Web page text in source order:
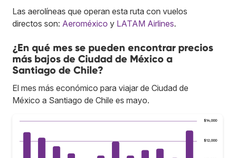
Las aerolíneas que operan esta ruta con vuelos
directos son: Aeroméxico y LATAM Airlines.
¿En qué mes se pueden encontrar precios
más bajos de Ciudad de México a
Santiago de Chile?
El mes más económico para viajar de Ciudad de
México a Santiago de Chile es mayo.
$12,000
$14,000